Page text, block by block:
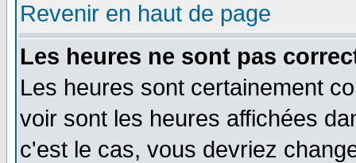
Revenir en haut de page
Les heures ne sont pas
Les heures sont certainement
voir sont les heures affichées
c'est le cas, vous devriez